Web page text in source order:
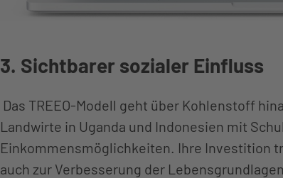
3. Sichtbarer sozialer Einfluss
Das TREEO-Modell geht über Kohlenstoff
Landwirte in Uganda und Indonesien mit
Einkommensmöglichkeiten. Ihre Investition
auch zur Verbesserung der